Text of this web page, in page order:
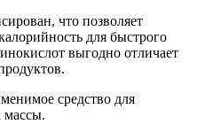
что позволяет
для быстрого
выгодно отличает
средство для
массы.